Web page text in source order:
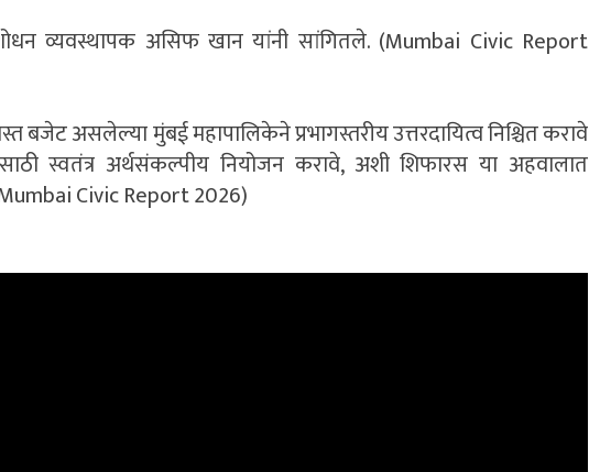
व्यवस्थापक असिफ खान यांनी सांगितले. (Mumbai Civic Report
बजेट असलेल्या मुंबई महापालिकेने प्रभागस्तरीय उत्तरदायित्व निश्चित करावे
स्वतंत्र अर्थसंकल्पीय नियोजन करावे, अशी शिफारस या अहवालात
Civic Report 2026)